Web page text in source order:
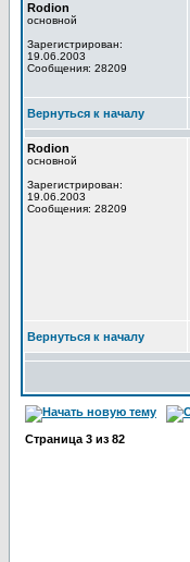
Rodion
основной
Зарегистрирован:
19.06.2003
Сообщения: 28209
Вернуться к началу
Rodion
основной
Зарегистрирован:
19.06.2003
Сообщения: 28209
Вернуться к началу
Страница 3 из 82